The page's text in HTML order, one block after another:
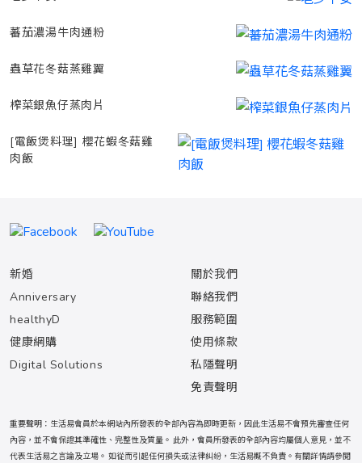
蕃茄濃湯牛肉通粉
蟲草花冬菇蒸雞翼
榨菜銀魚仔蒸肉片
[電飯煲料理] 櫻花蝦冬菇雞
肉飯
新婚
Anniversary
healthyD
健康網購
Digital Solutions
關於我們
聯絡我們
服務範圍
使用條款
私隱聲明
免責聲明
重要聲明：生活易會員於本網站內所發表的全部內容為即時更新，因此生活易不會預先審查任何
內容，並不會保證其準確性、完整性及質量。 此外，會員所發表的全部內容均屬個人意見，並不
代表生活易之言論及立場。 如從而引起任何損失或法律糾紛，生活易概不負責。有關詳情請參閱